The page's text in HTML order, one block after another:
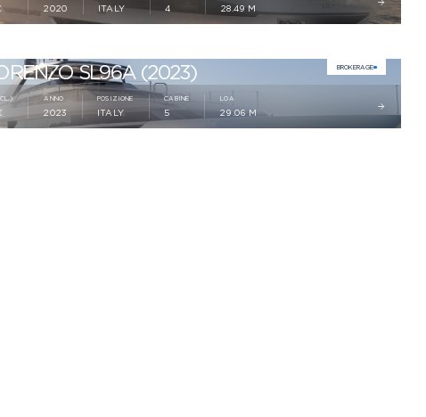
2020 ITALY 4 28.49 M
SL96A (2023) BROKERAGE
ANNO
2023
POSIZIONE
ITALY
CABINE
5
LOA
29.06 M